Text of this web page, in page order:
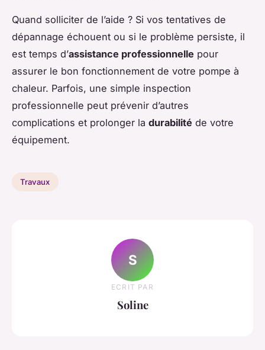
Quand solliciter de l’aide ? Si vos tentatives de
dépannage échouent ou si le problème persiste, il
est temps d’assistance professionnelle pour
assurer le bon fonctionnement de votre pompe à
chaleur. Parfois, une simple inspection
professionnelle peut prévenir d’autres
complications et prolonger la durabilité de votre
équipement.
Travaux
S
ECRIT PAR
Soline